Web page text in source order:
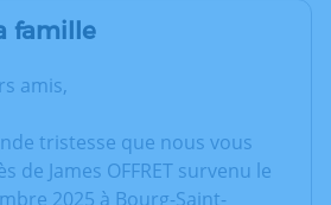
famille
amis,
tristesse que nous vous
de James OFFRET survenu le
2025 à Bourg-Saint-